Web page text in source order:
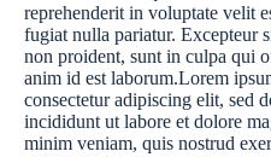
reprehenderit in voluptate velit
fugiat nulla pariatur. Excepteur
non proident, sunt in culpa qui
anim id est laborum.Lorem
consectetur adipiscing elit, sed
incididunt ut labore et dolore
minim veniam, quis nostrud